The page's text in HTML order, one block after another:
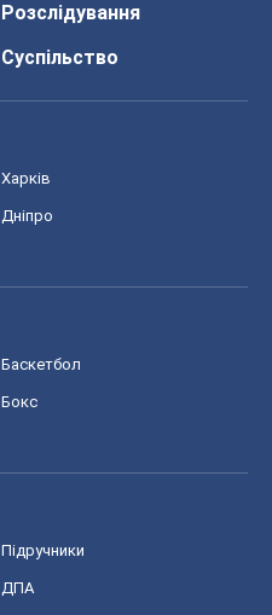
Розслідування
Суспільство
Харків
Дніпро
Баскетбол
Бокс
Підручники
ДПА